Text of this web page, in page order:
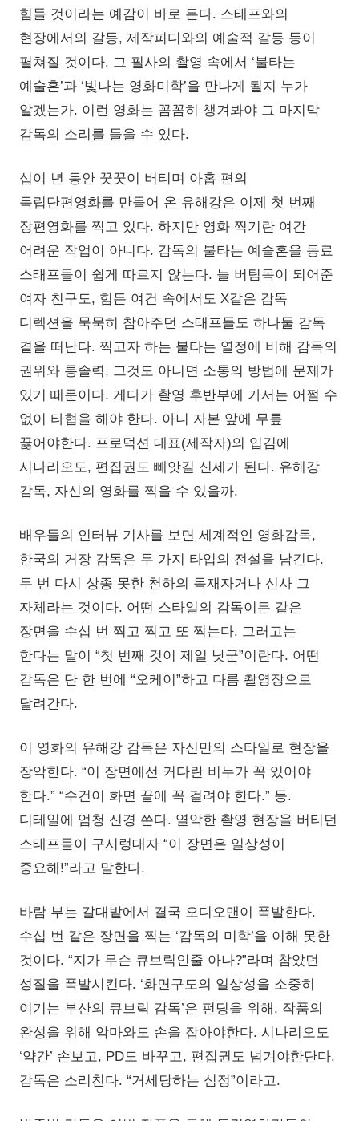
힘들 것이라는 예감이 바로 든다. 스태프와의
현장에서의 갈등, 제작피디와의 예술적 갈등 등이
펼쳐질 것이다. 그 필사의 촬영 속에서 ‘불타는
예술혼’과 ‘빛나는 영화미학’을 만나게 될지 누가
알겠는가. 이런 영화는 꼼꼼히 챙겨봐야 그 마지막
감독의 소리를 들을 수 있다.
십여 년 동안 꿋꿋이 버티며 아홉 편의
독립단편영화를 만들어 온 유해강은 이제 첫 번째
장편영화를 찍고 있다. 하지만 영화 찍기란 여간
어려운 작업이 아니다. 감독의 불타는 예술혼을 동료
스태프들이 쉽게 따르지 않는다. 늘 버팀목이 되어준
여자 친구도, 힘든 여건 속에서도 X같은 감독
디렉션을 묵묵히 참아주던 스태프들도 하나둘 감독
곁을 떠난다. 찍고자 하는 불타는 열정에 비해 감독의
권위와 통솔력, 그것도 아니면 소통의 방법에 문제가
있기 때문이다. 게다가 촬영 후반부에 가서는 어쩔 수
없이 타협을 해야 한다. 아니 자본 앞에 무릎
꿇어야한다. 프로덕션 대표(제작자)의 입김에
시나리오도, 편집권도 빼앗길 신세가 된다. 유해강
감독, 자신의 영화를 찍을 수 있을까.
배우들의 인터뷰 기사를 보면 세계적인 영화감독,
한국의 거장 감독은 두 가지 타입의 전설을 남긴다.
두 번 다시 상종 못한 천하의 독재자거나 신사 그
자체라는 것이다. 어떤 스타일의 감독이든 같은
장면을 수십 번 찍고 찍고 또 찍는다. 그러고는
한다는 말이 “첫 번째 것이 제일 낫군”이란다. 어떤
감독은 단 한 번에 “오케이”하고 다름 촬영장으로
달려간다.
이 영화의 유해강 감독은 자신만의 스타일로 현장을
장악한다. “이 장면에선 커다란 비누가 꼭 있어야
한다.” “수건이 화면 끝에 꼭 걸려야 한다.” 등.
디테일에 엄청 신경 쓴다. 열악한 촬영 현장을 버티던
스태프들이 구시렁대자 “이 장면은 일상성이
중요해!”라고 말한다.
바람 부는 갈대밭에서 결국 오디오맨이 폭발한다.
수십 번 같은 장면을 찍는 ‘감독의 미학’을 이해 못한
것이다. “지가 무슨 큐브릭인줄 아나?”라며 참았던
성질을 폭발시킨다. ‘화면구도의 일상성을 소중히
여기는 부산의 큐브릭 감독’은 펀딩을 위해, 작품의
완성을 위해 악마와도 손을 잡아야한다. 시나리오도
‘약간’ 손보고, PD도 바꾸고, 편집권도 넘겨야한단다.
감독은 소리친다. “거세당하는 심정”이라고.